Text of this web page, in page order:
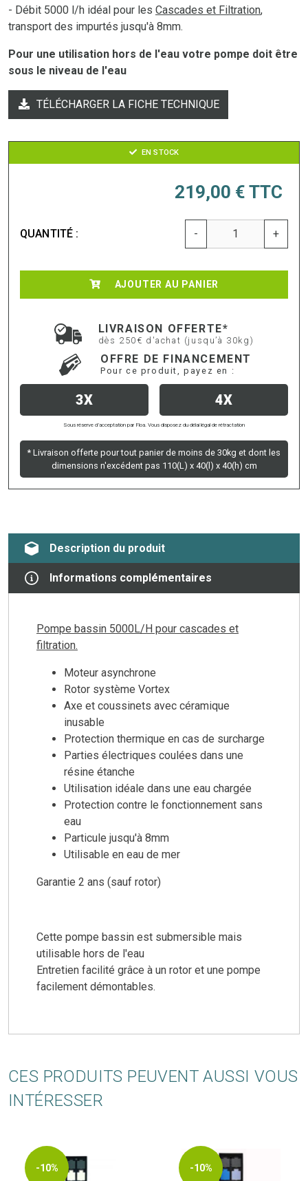
- Débit 5000 l/h idéal pour les Cascades et Filtration,
transport des impurtés jusqu'à 8mm.
Pour une utilisation hors de l'eau votre pompe doit être
sous le niveau de l'eau
TÉLÉCHARGER LA FICHE TECHNIQUE
EN STOCK
219,00 € TTC
QUANTITÉ : - +
AJOUTER AU PANIER
LIVRAISON OFFERTE*
dès 250€ d'achat (jusqu’à 30kg)
OFFRE DE FINANCEMENT
Pour ce produit, payez en :
3X 4X
Sous réserve d’acceptation par Floa. Vous disposez du délai légal de rétractation
* Livraison offerte pour tout panier de moins de 30kg et dont les
dimensions n'excédent pas 110(L) x 40(l) x 40(h) cm
Description du produit
Informations complémentaires
Pompe bassin 5000L/H pour cascades et
filtration.
Moteur asynchrone
Rotor système Vortex
Axe et coussinets avec céramique
inusable
Protection thermique en cas de surcharge
Parties électriques coulées dans une
résine étanche
Utilisation idéale dans une eau chargée
Protection contre le fonctionnement sans
eau
Particule jusqu'à 8mm
Utilisable en eau de mer
Garantie 2 ans (sauf rotor)
Cette pompe bassin est submersible mais
utilisable hors de l'eau
Entretien facilité grâce à un rotor et une pompe
facilement démontables.
CES PRODUITS PEUVENT AUSSI VOUS
INTÉRESSER
-10% -10%